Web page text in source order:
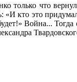
что
«И кто это
Война... Тогда